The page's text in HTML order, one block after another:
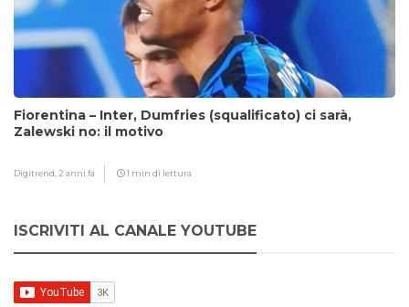
Fiorentina – Inter, Dumfries (squalificato) ci sarà,
Zalewski no: il motivo
Digitrend, 2 anni fa 1 min di lettura
ISCRIVITI AL CANALE YOUTUBE